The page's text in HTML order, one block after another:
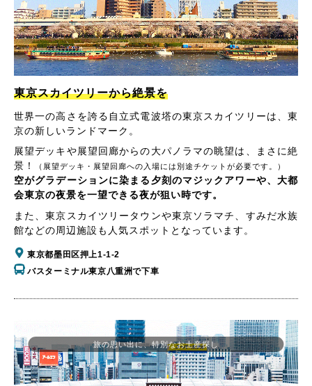
東京スカイツリーから絶景を
世界一の高さを誇る自立式電波塔の東京スカイツリーは、東
京の新しいランドマーク。
展望デッキや展望回廊からの大パノラマの眺望は、まさに絶
景！
（展望デッキ・展望回廊への入場には別途チケットが必要です。）
空がグラデーションに染まる夕刻のマジックアワーや、大都
会東京の夜景を一望できる夜が狙い時です。
また、東京スカイツリータウンや東京ソラマチ、すみだ水族
館などの周辺施設も人気スポットとなっています。
東京都墨田区押上1-1-2
バスターミナル東京八重洲で下車
旅の思い出に、特別なお土産探し